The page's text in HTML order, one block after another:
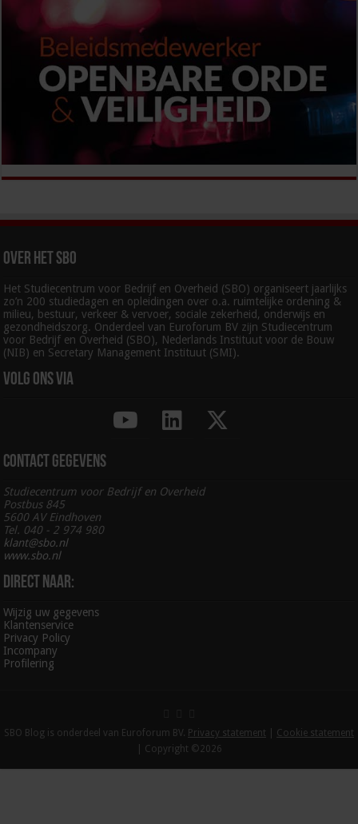
Over het SBO
Het Studiecentrum voor Bedrijf en Overheid (SBO) organiseert jaarlijks
zo’n 200 studiedagen en opleidingen over o.a. ruimtelijke ordening &
milieu, bestuur, verkeer & vervoer, sociale zekerheid, onderwijs en
gezondheidszorg. Onderdeel van Euroforum BV zijn Studiecentrum
voor Bedrijf en Overheid (SBO), Nederlands Instituut voor de Bouw
(NIB) en Secretary Management Instituut (SMI).
Volg ons via
Contact gegevens
Studiecentrum voor Bedrijf en Overheid
Postbus 845
5600 AV Eindhoven
Tel. 040 - 2 974 980
klant@sbo.nl
www.sbo.nl
Direct naar:
Wijzig uw gegevens
Klantenservice
Privacy Policy
Incompany
Profilering
SBO Blog is onderdeel van Euroforum BV. Privacy statement
Cookie statement
| Copyright ©2026